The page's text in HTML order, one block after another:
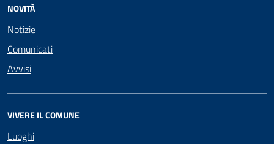
NOVITÀ
Notizie
Comunicati
Avvisi
VIVERE IL COMUNE
Luoghi